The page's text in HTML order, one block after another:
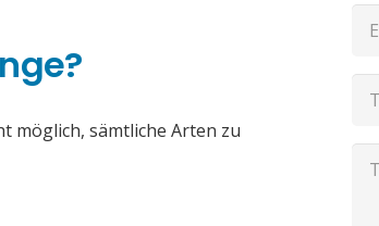
möglich, sämtliche Arten zu